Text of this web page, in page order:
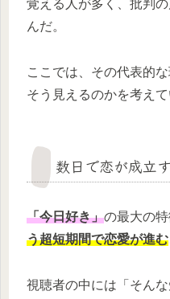
覚える人が多く、批判
んだ。
ここでは、その代表的
そう見えるのかを考えて
数日で恋が成立
「今日好き」の最大の特
う超短期間で恋愛が進む
視聴者の中には「そん